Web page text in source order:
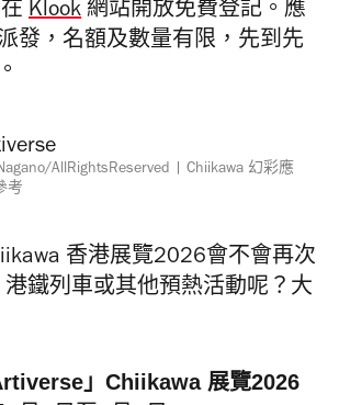
Klook 網站開放免費登記。應
發，名額及數量有限，先到先
AllRightsReserved
Chiikawa 幻彩應
考
香港展覽2026會不會再次
港鐵列車或其他預熱活動呢？大
」Chiikawa 展覽2026